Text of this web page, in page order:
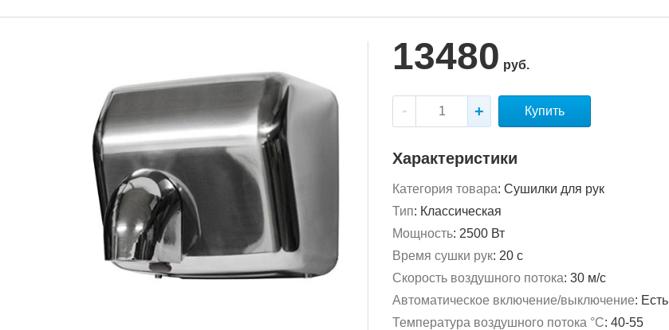
13480 руб.
Купить
Характеристики
Категория товара: Сушилки для рук
Тип: Классическая
Мощность: 2500 Вт
Время сушки рук: 20 с
Скорость воздушного потока: 30 м/с
Автоматическое включение/выключение: Есть
Температура воздушного потока °C: 40-55